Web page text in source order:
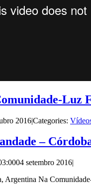
Luz
2016|Categories:
–
04 setembro 2016|
Argentina Na